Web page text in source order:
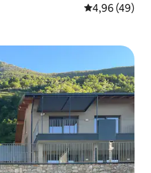
4,96 (49)